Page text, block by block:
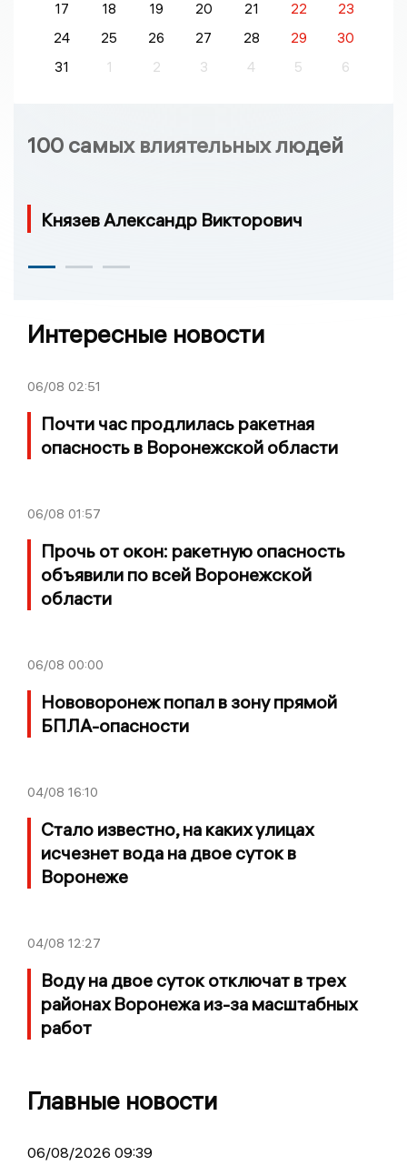
17 18 19 20 21 22
23
24
25 26 27 28 29
30
31
1 2 3 4 5 6
100 самых влиятельных людей
Князев Александр Викторович
Интересные новости
06/08 02:51
Почти час продлилась ракетная
опасность в Воронежской области
06/08 01:57
Прочь от окон: ракетную опасность
объявили по всей Воронежской
области
06/08 00:00
Нововоронеж попал в зону прямой
БПЛА-опасности
04/08 16:10
Стало известно, на каких улицах
исчезнет вода на двое суток в
Воронеже
04/08 12:27
Воду на двое суток отключат в трех
районах Воронежа из-за масштабных
работ
Главные новости
06/08/2026 09:39